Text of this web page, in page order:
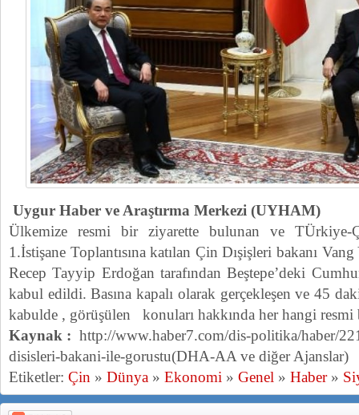
Uygur Haber ve Araştırma Merkezi (UYHAM)
Ülkemize resmi bir ziyarette bulunan ve TÜrkiye-
1.İstişane Toplantısına katılan Çin Dışişleri bakanı
Recep Tayyip Erdoğan tarafından Beştepe’deki
kabul edildi. Basına kapalı olarak gerçekleşen ve 45
kabulde , görüşülen konuları hakkında her hangi resmi
Kaynak : http://www.haber7.com/dis-politika/haber/
disisleri-bakani-ile-gorustu(DHA-AA ve diğer Ajanslar)
Etiketler: Çin » Dünya » Ekonomi » Genel » Haber»